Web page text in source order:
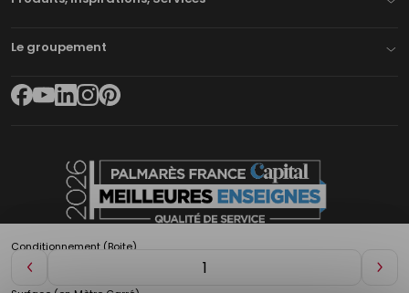
Conditionnement (Boite)
Diminuer
Le groupement